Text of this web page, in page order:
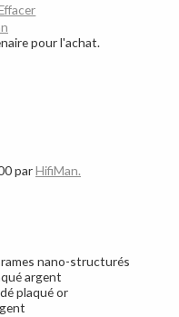
pour l'achat.
parHifiMan.
nano-structurés
argent
plaqué or